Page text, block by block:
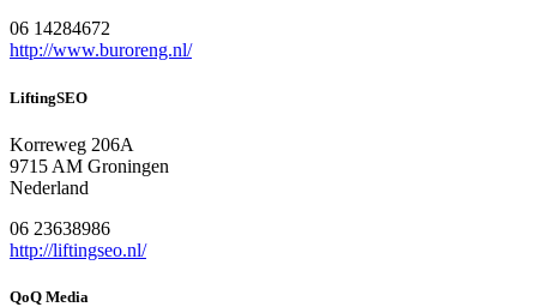
06 14284672
http://www.buroreng.nl/
LiftingSEO
Korreweg 206A
9715 AM Groningen
Nederland
06 23638986
http://liftingseo.nl/
QoQ Media